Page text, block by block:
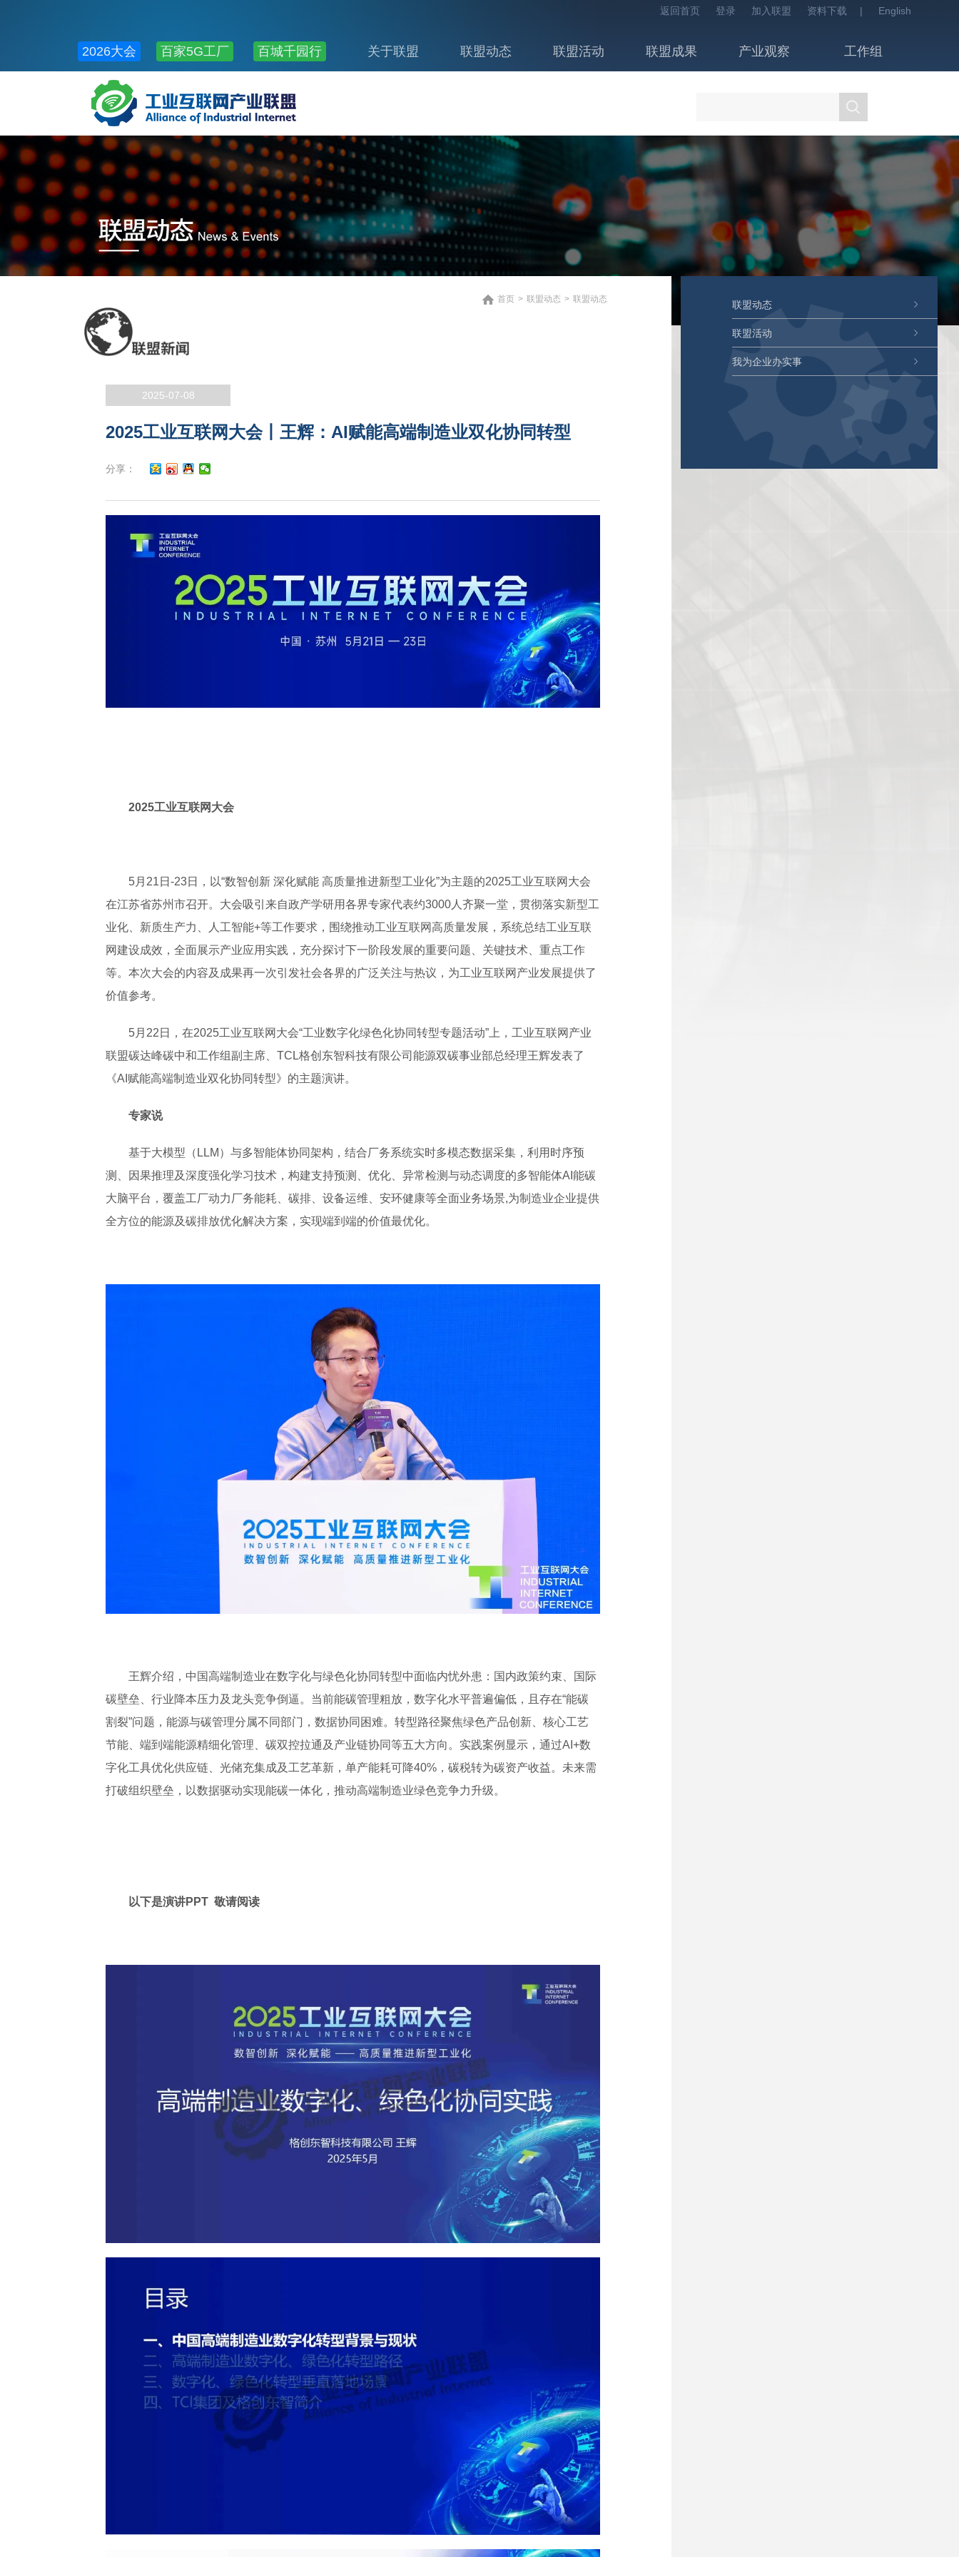
返回首页 登录 加入联盟 资料下载 | English
2026大会 百家5G工厂 百城千园行 关于联盟 联盟动态 联盟活动 联盟成果 产业观察
工作组
公共服务
首页 > 联盟动态 > 联盟动态
2025-07-08
2025工业互联网大会丨王辉：AI赋能高端制造业双化协同转型
分享：
2025工业互联网大会
5月21日-23日，以“数智创新 深化赋能 高质量推进新型工业化”为主题的2025工业互联网大会
在江苏省苏州市召开。大会吸引来自政产学研用各界专家代表约3000人齐聚一堂，贯彻落实新型工
业化、新质生产力、人工智能+等工作要求，围绕推动工业互联网高质量发展，系统总结工业互联
网建设成效，全面展示产业应用实践，充分探讨下一阶段发展的重要问题、关键技术、重点工作
等。本次大会的内容及成果再一次引发社会各界的广泛关注与热议，为工业互联网产业发展提供了
价值参考。
5月22日，在2025工业互联网大会“工业数字化绿色化协同转型专题活动”上，工业互联网产业
联盟碳达峰碳中和工作组副主席、TCL格创东智科技有限公司能源双碳事业部总经理王辉发表了
《AI赋能高端制造业双化协同转型》的主题演讲。
专家说
基于大模型（LLM）与多智能体协同架构，结合厂务系统实时多模态数据采集，利用时序预
测、因果推理及深度强化学习技术，构建支持预测、优化、异常检测与动态调度的多智能体AI能碳
大脑平台，覆盖工厂动力厂务能耗、碳排、设备运维、安环健康等全面业务场景,为制造业企业提供
全方位的能源及碳排放优化解决方案，实现端到端的价值最优化。
王辉介绍，中国高端制造业在数字化与绿色化协同转型中面临内忧外患：国内政策约束、国际
碳壁垒、行业降本压力及龙头竞争倒逼。当前能碳管理粗放，数字化水平普遍偏低，且存在“能碳
割裂”问题，能源与碳管理分属不同部门，数据协同困难。转型路径聚焦绿色产品创新、核心工艺
节能、端到端能源精细化管理、碳双控拉通及产业链协同等五大方向。实践案例显示，通过AI+数
字化工具优化供应链、光储充集成及工艺革新，单产能耗可降40%，碳税转为碳资产收益。未来需
打破组织壁垒，以数据驱动实现能碳一体化，推动高端制造业绿色竞争力升级。
以下是演讲PPT 敬请阅读
联盟动态
联盟活动
我为企业办实事